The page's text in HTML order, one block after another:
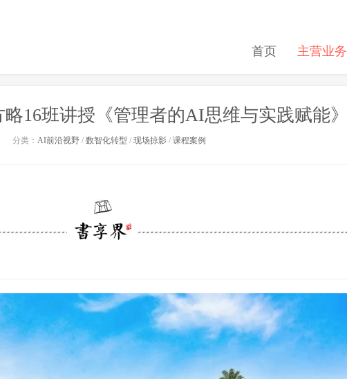
首页 主营业务
16班讲授《管理者的AI思维与实践赋能》
分类： AI前沿视野/ 数智化转型 / 现场掠影/ 课程案例